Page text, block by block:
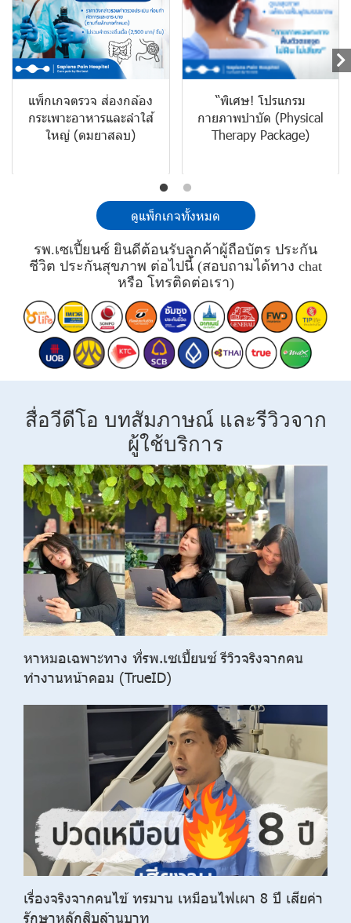
แพ็กเกจตรวจ ส่องกล้อง
กระเพาะอาหารและลำใส้
ใหญ่ (ดมยาสลบ)
“พิเศษ! โปรแกรม
กายภาพบำบัด (Physical
Therapy Package)
ดูแพ็กเกจทั้งหมด
รพ.เซเปี้ยนซ์ ยินดีต้อนรับลูกค้าผู้ถือบัตร ประกัน
ชีวิต ประกันสุขภาพ ต่อไปนี้ (สอบถามได้ทาง chat
หรือ โทรติดต่อเรา)
สื่อวีดีโอ บทสัมภาษณ์ และรีวิวจาก
ผู้ใช้บริการ
หาหมอเฉพาะทาง ที่รพ.เซเปี้ยนซ์ รีวิวจริงจากคน
ทำงานหน้าคอม​ (TrueID)
เรื่องจริงจากคนไข้ ทรมาน เหมือนไฟเผา 8 ปี เสียค่า
รักษาหลักสิบล้านบาท